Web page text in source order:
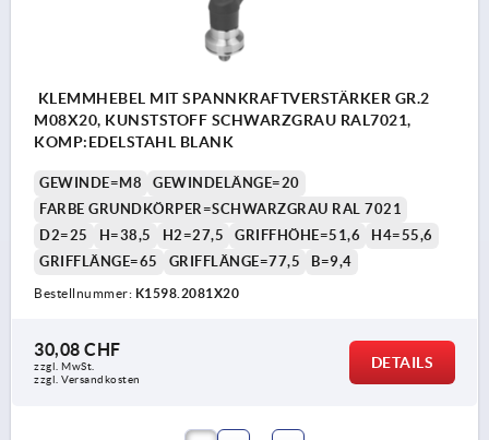
KLEMMHEBEL MIT SPANNKRAFTVERSTÄRKER GR.2
M08X20, KUNSTSTOFF SCHWARZGRAU RAL7021,
KOMP:EDELSTAHL BLANK
GEWINDE=M8
GEWINDELÄNGE=20
FARBE GRUNDKÖRPER=SCHWARZGRAU RAL 7021
D2=25
H=38,5 H2=27,5 GRIFFHÖHE=51,6
H4=55,6
GRIFFLÄNGE=65
GRIFFLÄNGE=77,5 B=9,4
Bestellnummer: K1598.2081X20
30,08 CHF
zzgl. MwSt.
zzgl. Versandkosten
DETAILS